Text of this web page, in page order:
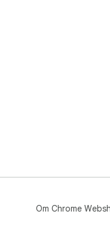
Om Chrome